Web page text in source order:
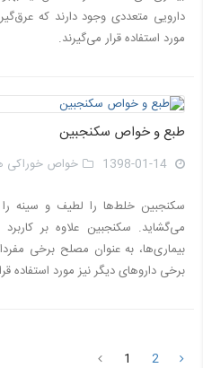
دارویی متعددی وجود دارند که
مورد استفاده قرار می‌گیرند.
طبع و خواص سکنجبین
خواص خوراکی
سكنجبين خلط‌ها را لطيف و سينه
می‌گشاید. سكنجبين علاوه بر
بيماری‌ها، به عنوان مصلح برخی
برخی داروهای ديگر نيز مورد استفاده
1 2